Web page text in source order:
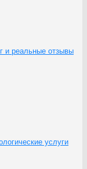
и реальные отзывы
услуги